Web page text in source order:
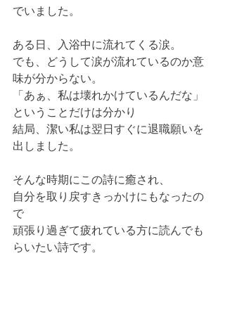
でいました。
ある日、入浴中に流れてくる涙。
でも、どうして涙が流れているのか意
味が分からない。
「あぁ、私は壊れかけているんだな」
ということだけは分かり
結局、潔い私は翌日すぐに退職願いを
出しました。
そんな時期にこの詩に癒され、
自分を取り戻すきっかけにもなったの
で
頑張り過ぎて疲れている方に読んでも
らいたい詩です。